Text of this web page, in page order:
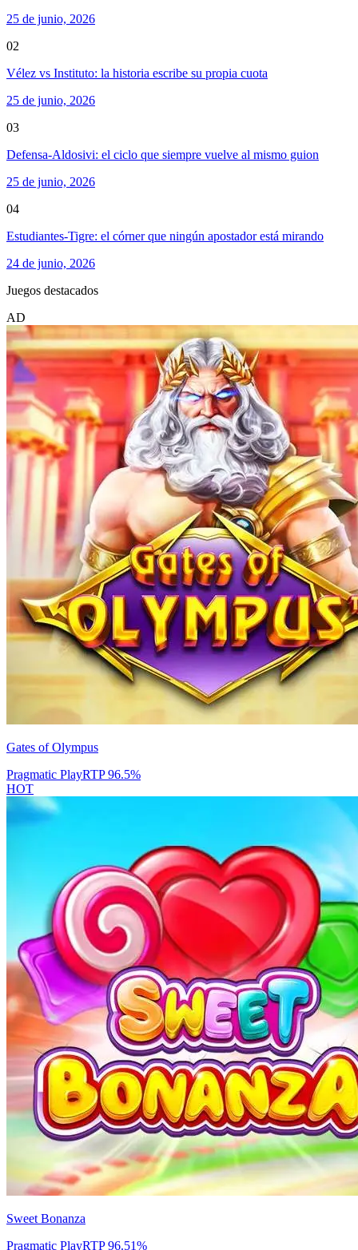
25 de junio, 2026
02
Vélez vs Instituto: la historia escribe su propia cuota
25 de junio, 2026
03
Defensa-Aldosivi: el ciclo que siempre vuelve al mismo guion
25 de junio, 2026
04
Estudiantes-Tigre: el córner que ningún apostador está mirando
24 de junio, 2026
Juegos destacados
AD
Gates of Olympus
Pragmatic PlayRTP96.5%
HOT
Sweet Bonanza
Pragmatic PlayRTP96.51%